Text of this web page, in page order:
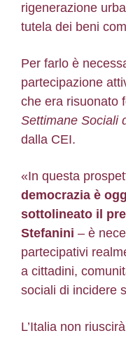
rigenerazione
tutela dei beni
Per farlo è
partecipazione
che era risuonato
Settimane Sociali
dalla CEI.
«In questa
democrazia è
sottolineato il
Stefanini – è
partecipativi
a cittadini,
sociali di incidere
L’Italia non